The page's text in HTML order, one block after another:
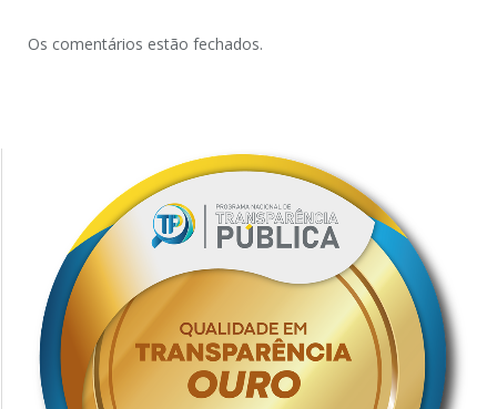
Os comentários estão fechados.